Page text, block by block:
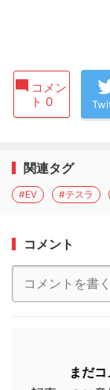
コメン
ト 0
関連タグ
#EV #テスラ
コメント
まだ